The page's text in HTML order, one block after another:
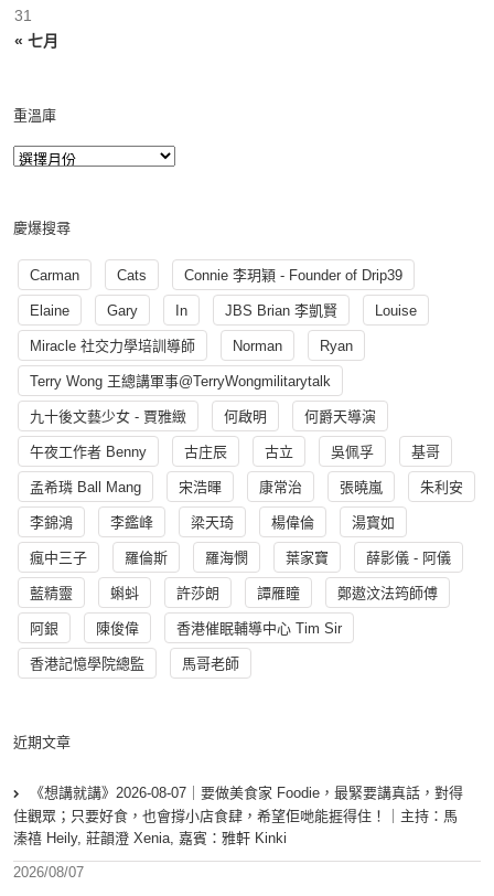
« 七月
31
重溫庫
慶爆搜尋
Carman Cats Connie 李玥穎 - Founder of Drip39
Elaine Gary In JBS Brian 李凱賢 Louise
Miracle 社交力學培訓導師 Norman Ryan
Terry Wong 王總講軍事@TerryWongmilitarytalk
九十後文藝少女 - 賈雅緻 何啟明 何爵天導演
午夜工作者 Benny 古庄辰 古立 吳佩孚 基哥
孟希璘 Ball Mang 宋浩暉 康常治 張曉嵐 朱利安
李錦鴻 李鑑峰 梁天琦 楊偉倫 湯寳如
瘋中三子 羅倫斯 羅海憫 葉家寶 薛影儀 - 阿儀
藍精靈 蝌蚪 許莎朗 譚雁瞳 鄭遨汶法筠師傅
阿銀 陳俊偉 香港催眠輔導中心 Tim Sir
香港記憶學院總監 馬哥老師
近期文章
《想講就講》2026-08-07｜要做美食家 Foodie，最緊要講真話，對得
住觀眾；只要好食，也會撐小店食肆，希望佢哋能捱得住！｜主持：馬
溱禧 Heily, 莊韻澄 Xenia, 嘉賓：雅軒 Kinki
2026/08/07